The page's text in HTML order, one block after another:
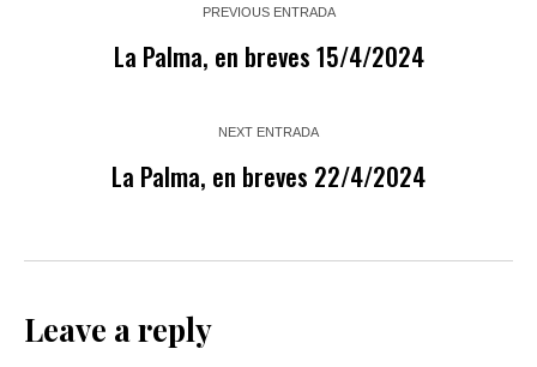
PREVIOUS ENTRADA
La Palma, en breves 15/4/2024
NEXT ENTRADA
La Palma, en breves 22/4/2024
Leave a reply